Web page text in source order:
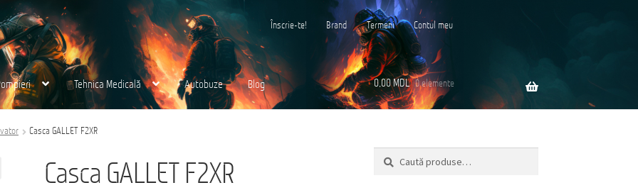
Înscrie-te! Brand Termeni Contul meu
Tehnica Medicală Autobuze Blog
Finalizare Ford Transit M2: Autobuz Școlar
0,00MDL 0 elemente
Casca GALLET F2XR
Casca GALLET F2XR
Caută
după:
Caută